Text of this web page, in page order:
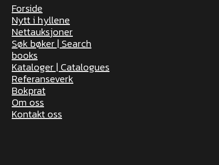
Forside
Nytt i hyllene
Nettauksjoner
Søk bøker | Search
books
Kataloger | Catalogues
Referanseverk
Bokprat
Om oss
Kontakt oss